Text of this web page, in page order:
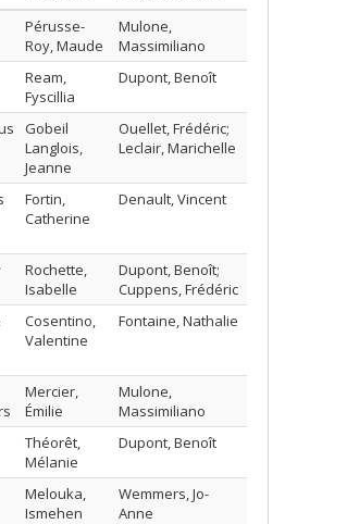
Pérusse-
Roy, Maude
Mulone,
Massimiliano
Ream,
Fyscillia
Dupont, Benoît
Gobeil
Langlois,
Jeanne
Ouellet, Frédéric;
Leclair, Marichelle
Fortin,
Catherine
Denault, Vincent
Rochette,
Isabelle
Dupont, Benoît;
Cuppens, Frédéric
Cosentino,
Valentine
Fontaine, Nathalie
Mercier,
Émilie
Mulone,
Massimiliano
Théorêt,
Mélanie
Dupont, Benoît
Melouka,
Ismehen
Wemmers, Jo-
Anne